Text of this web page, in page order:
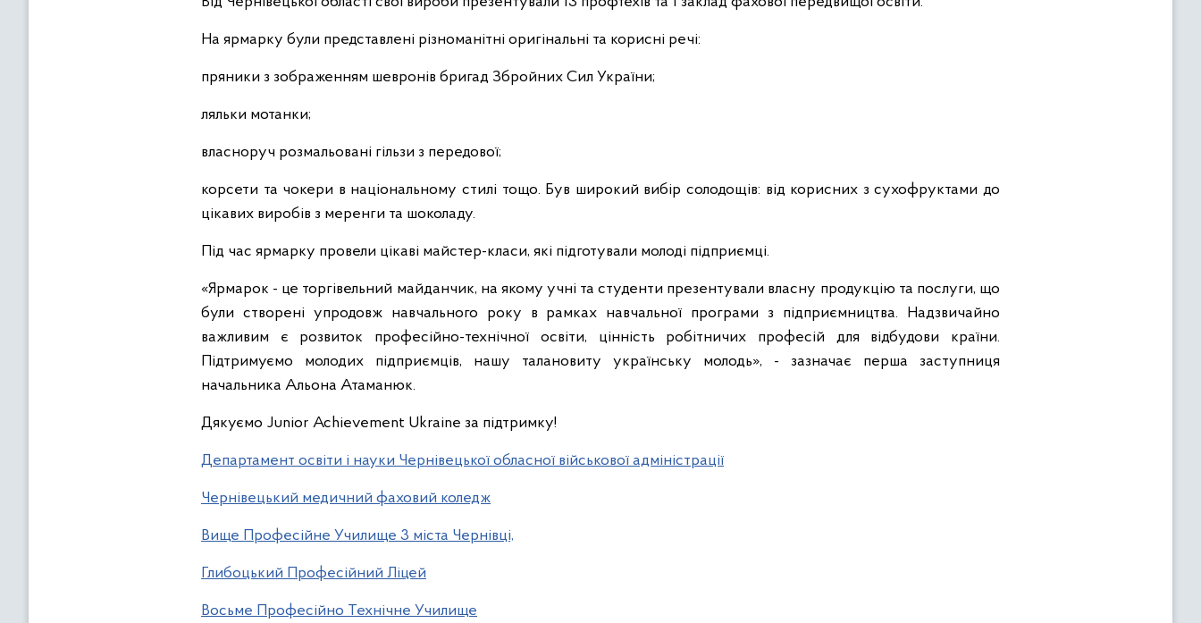
На ярмарку були представлені різноманітні оригінальні та корисні речі:
пряники з зображенням шевронів бригад Збройних Сил України;
ляльки мотанки;
власноруч розмальовані гільзи з передової;
корсети та чокери в національному стилі тощо. Був широкий вибір солодощів: від корисних з сухофруктами до
цікавих виробів з меренги та шоколаду.
Під час ярмарку провели цікаві майстер-класи, які підготували молоді підприємці.
«Ярмарок - це торгівельний майданчик, на якому учні та студенти презентували власну продукцію та послуги, що
були створені упродовж навчального року в рамках навчальної програми з підприємництва. Надзвичайно
важливим є розвиток професійно-технічної освіти, цінність робітничих професій для відбудови країни.
Підтримуємо молодих підприємців, нашу талановиту українську молодь», - зазначає перша заступниця
начальника Альона Атаманюк.
Дякуємо Junior Achievement Ukraine за підтримку!
Департамент освіти і науки Чернівецької обласної військової адміністрації
Чернівецький медичний фаховий коледж
Вище Професійне Училище 3 міста Чернівці,
Глибоцький Професійний Ліцей
Восьме Професійно Технічне Училище